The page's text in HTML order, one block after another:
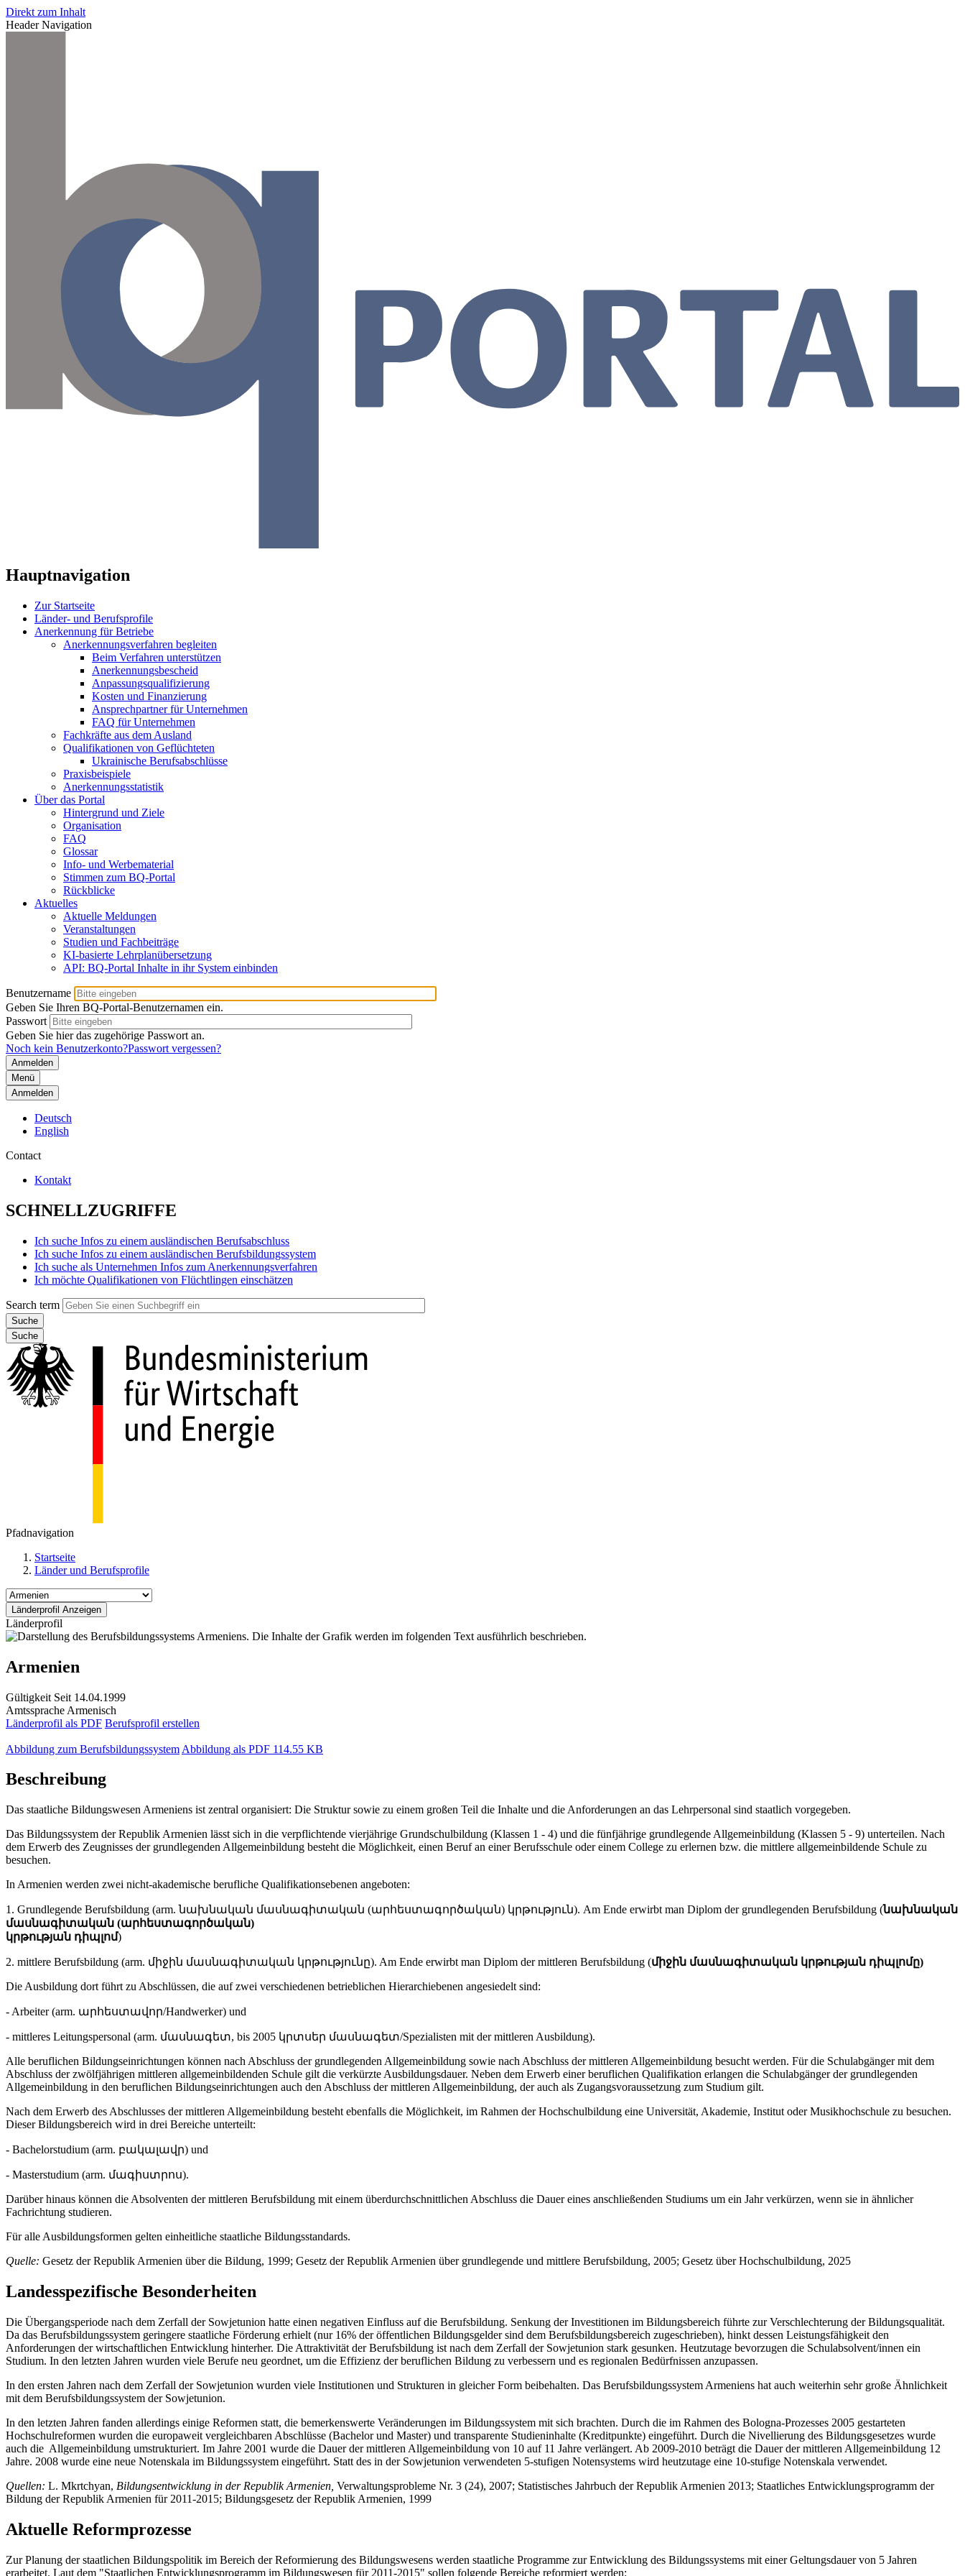
Direkt zum Inhalt
Header Navigation
Hauptnavigation
Zur Startseite
Länder- und Berufsprofile
Anerkennung für Betriebe
Anerkennungsverfahren begleiten
Beim Verfahren unterstützen
Anerkennungsbescheid
Anpassungsqualifizierung
Kosten und Finanzierung
Ansprechpartner für Unternehmen
FAQ für Unternehmen
Fachkräfte aus dem Ausland
Qualifikationen von Geflüchteten
Ukrainische Berufsabschlüsse
Praxisbeispiele
Anerkennungsstatistik
Über das Portal
Hintergrund und Ziele
Organisation
FAQ
Glossar
Info- und Werbematerial
Stimmen zum BQ-Portal
Rückblicke
Aktuelles
Aktuelle Meldungen
Veranstaltungen
Studien und Fachbeiträge
KI-basierte Lehrplanübersetzung
API: BQ-Portal Inhalte in ihr System einbinden
Benutzername
Geben Sie Ihren BQ-Portal-Benutzernamen ein.
Passwort
Geben Sie hier das zugehörige Passwort an.
Noch kein Benutzerkonto?Passwort vergessen?
Menü
Anmelden
Deutsch
English
Contact
Kontakt
SCHNELLZUGRIFFE
Ich suche Infos zu einem ausländischen Berufsabschluss
Ich suche Infos zu einem ausländischen Berufsbildungssystem
Ich suche als Unternehmen Infos zum Anerkennungsverfahren
Ich möchte Qualifikationen von Flüchtlingen einschätzen
Search term
Suche
Pfadnavigation
Startseite
Länder und Berufsprofile
Länderprofil
Armenien
Gültigkeit Seit 14.04.1999
Amtssprache Armenisch
Länderprofil als PDF Berufsprofil erstellen
Abbildung zum Berufsbildungssystem Abbildung als PDF 114.55 KB
Beschreibung
Das staatliche Bildungswesen Armeniens ist zentral organisiert: Die Struktur sowie zu einem großen Teil die Inhalte und die Anforderungen an das Lehrpersonal sind staatlich vorgegeben.
Das Bildungssystem der Republik Armenien lässt sich in die verpflichtende vierjährige Grundschulbildung (Klassen 1 - 4) und die fünfjährige grundlegende Allgemeinbildung (Klassen 5 - 9) unterteilen. Nach
dem Erwerb des Zeugnisses der grundlegenden Allgemeinbildung besteht die Möglichkeit, einen Beruf an einer Berufsschule oder einem College zu erlernen bzw. die mittlere allgemeinbildende Schule zu
besuchen.
In Armenien werden zwei nicht-akademische berufliche Qualifikationsebenen angeboten:
1. Grundlegende Berufsbildung (arm. նախնական մասնագիտական (արհեստագործական) կրթություն). Am Ende erwirbt man Diplom der grundlegenden Berufsbildung (նախնական
մասնագիտական (արհեստագործական)
կրթության դիպլոմ)
2. mittlere Berufsbildung (arm. միջին մասնագիտական կրթությունը). Am Ende erwirbt man Diplom der mittleren Berufsbildung (միջին մասնագիտական կրթության դիպլոմը)
Die Ausbildung dort führt zu Abschlüssen, die auf zwei verschiedenen betrieblichen Hierarchiebenen angesiedelt sind:
- Arbeiter (arm. արհեստավոր/Handwerker) und
- mittleres Leitungspersonal (arm. մասնագետ, bis 2005 կրտսեր մասնագետ/Spezialisten mit der mittleren Ausbildung).
Alle beruflichen Bildungseinrichtungen können nach Abschluss der grundlegenden Allgemeinbildung sowie nach Abschluss der mittleren Allgemeinbildung besucht werden. Für die Schulabgänger mit dem
Abschluss der zwölfjährigen mittleren allgemeinbildenden Schule gilt die verkürzte Ausbildungsdauer. Neben dem Erwerb einer beruflichen Qualifikation erlangen die Schulabgänger der grundlegenden
Allgemeinbildung in den beruflichen Bildungseinrichtungen auch den Abschluss der mittleren Allgemeinbildung, der auch als Zugangsvoraussetzung zum Studium gilt.
Nach dem Erwerb des Abschlusses der mittleren Allgemeinbildung besteht ebenfalls die Möglichkeit, im Rahmen der Hochschulbildung eine Universität, Akademie, Institut oder Musikhochschule zu besuchen.
Dieser Bildungsbereich wird in drei Bereiche unterteilt:
- Bachelorstudium (arm. բակալավր) und
- Masterstudium (arm. մագիստրոս).
Darüber hinaus können die Absolventen der mittleren Berufsbildung mit einem überdurchschnittlichen Abschluss die Dauer eines anschließenden Studiums um ein Jahr verkürzen, wenn sie in ähnlicher
Fachrichtung studieren.
Für alle Ausbildungsformen gelten einheitliche staatliche Bildungsstandards.
Quelle: Gesetz der Republik Armenien über die Bildung, 1999; Gesetz der Republik Armenien über grundlegende und mittlere Berufsbildung, 2005; Gesetz über Hochschulbildung, 2025
Landesspezifische Besonderheiten
Die Übergangsperiode nach dem Zerfall der Sowjetunion hatte einen negativen Einfluss auf die Berufsbildung. Senkung der Investitionen im Bildungsbereich führte zur Verschlechterung der Bildungsqualität.
Da das Berufsbildungssystem geringere staatliche Förderung erhielt (nur 16% der öffentlichen Bildungsgelder sind dem Berufsbildungsbereich zugeschrieben), hinkt dessen Leistungsfähigkeit den
Anforderungen der wirtschaftlichen Entwicklung hinterher. Die Attraktivität der Berufsbildung ist nach dem Zerfall der Sowjetunion stark gesunken. Heutzutage bevorzugen die Schulabsolvent/innen ein
Studium. In den letzten Jahren wurden viele Berufe neu geordnet, um die Effizienz der beruflichen Bildung zu verbessern und es regionalen Bedürfnissen anzupassen.
In den ersten Jahren nach dem Zerfall der Sowjetunion wurden viele Institutionen und Strukturen in gleicher Form beibehalten. Das Berufsbildungssystem Armeniens hat auch weiterhin sehr große Ähnlichkeit
mit dem Berufsbildungssystem der Sowjetunion.
In den letzten Jahren fanden allerdings einige Reformen statt, die bemerkenswerte Veränderungen im Bildungssystem mit sich brachten. Durch die im Rahmen des Bologna-Prozesses 2005 gestarteten
Hochschulreformen wurden die europaweit vergleichbaren Abschlüsse (Bachelor und Master) und transparente Studieninhalte (Kreditpunkte) eingeführt. Durch die Nivellierung des Bildungsgesetzes wurde
auch die Allgemeinbildung umstrukturiert. Im Jahre 2001 wurde die Dauer der mittleren Allgemeinbildung von 10 auf 11 Jahre verlängert. Ab 2009-2010 beträgt die Dauer der mittleren Allgemeinbildung 12
Jahre. 2008 wurde eine neue Notenskala im Bildungssystem eingeführt. Statt des in der Sowjetunion verwendeten 5-stufigen Notensystems wird heutzutage eine 10-stufige Notenskala verwendet.
Quellen: L. Mkrtchyan, Bildungsentwicklung in der Republik Armenien, Verwaltungsprobleme Nr. 3 (24), 2007; Statistisches Jahrbuch der Republik Armenien 2013; Staatliches Entwicklungsprogramm der
Bildung der Republik Armenien für 2011-2015; Bildungsgesetz der Republik Armenien, 1999
Aktuelle Reformprozesse
Zur Planung der staatlichen Bildungspolitik im Bereich der Reformierung des Bildungswesens werden staatliche Programme zur Entwicklung des Bildungssystems mit einer Geltungsdauer von 5 Jahren
erarbeitet. Laut dem "Staatlichen Entwicklungsprogramm im Bildungswesen für 2011-2015" sollen folgende Bereiche reformiert werden: